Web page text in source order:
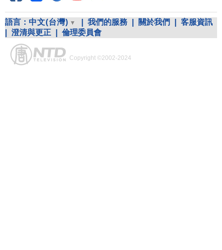
語言： 中文(台灣) 我們的服務 關於我們
客服資訊
澄清與更正 倫理委員會
Copyright ©2002-2024